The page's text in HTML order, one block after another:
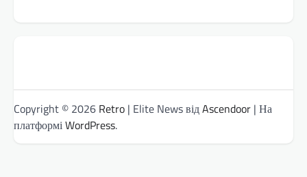
Copyright © 2026 Retro | Elite News відAscendoor | На
платформіWordPress.